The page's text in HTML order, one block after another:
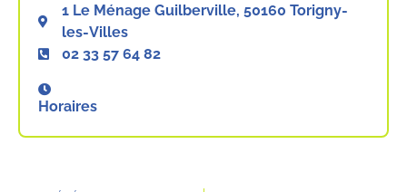
1 Le Ménage Guilberville, 50160 Torigny-
les-Villes
02 33 57 64 82
Horaires